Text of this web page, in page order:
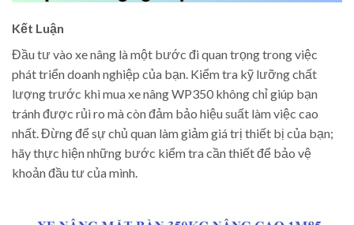
Kết Luận
Đầu tư vào xe nâng là một bước đi quan trọng trong việc
phát triển doanh nghiệp của bạn. Kiểm tra kỹ lưỡng chất
lượng trước khi mua xe nâng WP350 không chỉ giúp bạn
tránh được rủi ro mà còn đảm bảo hiệu suất làm việc cao
nhất. Đừng để sự chủ quan làm giảm giá trị thiết bị của bạn;
hãy thực hiện những bước kiểm tra cần thiết để bảo vệ
khoản đầu tư của mình.